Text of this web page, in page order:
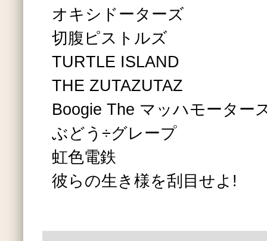
オキシドーターズ
切腹ピストルズ
TURTLE ISLAND
THE ZUTAZUTAZ
Boogie The マッハモーター
ぶどう÷グレープ
虹色電鉄
彼らの生き様を刮目せよ!